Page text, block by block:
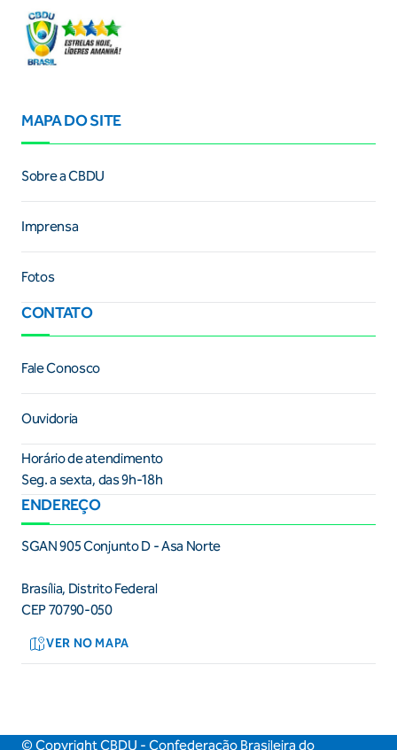
MAPA DO SITE
Sobre a CBDU
Imprensa
Fotos
CONTATO
Fale Conosco
Ouvidoria
Horário de atendimento
Seg. a sexta, das 9h-18h
ENDEREÇO
SGAN 905 Conjunto D - Asa Norte
Brasília, Distrito Federal
CEP 70790-050
VER NO MAPA
© Copyright CBDU - Confederação Brasileira do